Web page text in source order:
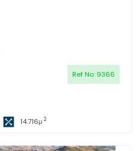
Ref No: 9366
14.716μ 2